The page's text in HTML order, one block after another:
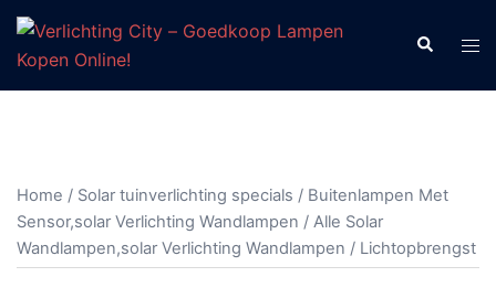
Ga
de
Zoeken
Home / Solar tuinverlichting specials / Buitenlampen Met
Sensor,solar Verlichting Wandlampen / Alle Solar
Wandlampen,solar Verlichting Wandlampen / Lichtopbrengst